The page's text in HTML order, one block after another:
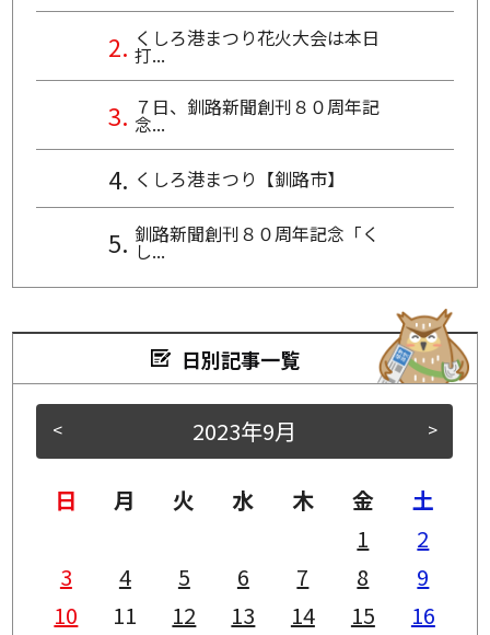
くしろ港まつり花火大会は本日
打...
７日、釧路新聞創刊８０周年記
念...
くしろ港まつり【釧路市】
釧路新聞創刊８０周年記念「く
し...
日別記事一覧
< >
2023年9月
日 月 火 水 木 金
土
1
2
3
4 5 6 7 8
9
10
11 12 13 14 15
16